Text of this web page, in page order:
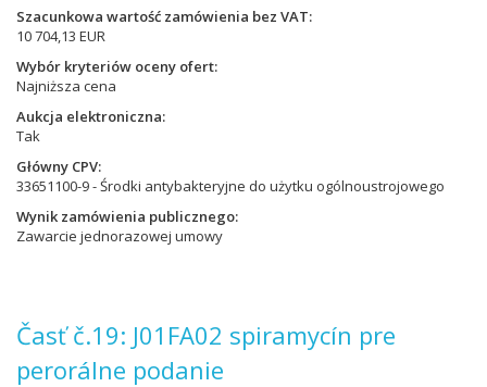
Szacunkowa wartość zamówienia bez VAT
10 704,13 EUR
Wybór kryteriów oceny ofert
Najniższa cena
Aukcja elektroniczna
Tak
Główny CPV
33651100-9 - Środki antybakteryjne do użytku ogólnoustrojowego
Wynik zamówienia publicznego
Zawarcie jednorazowej umowy
Časť č.19: J01FA02 spiramycín pre
perorálne podanie